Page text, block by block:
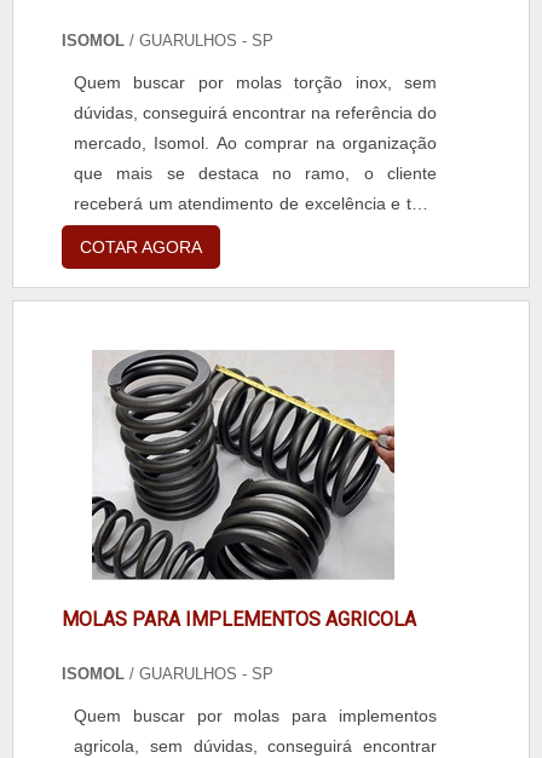
ISOMOL / GUARULHOS - SP
Quem buscar por molas torção inox, sem
dúvidas, conseguirá encontrar na referência do
mercado, Isomol. Ao comprar na organização
que mais se destaca no ramo, o cliente
receberá um atendimento de excelência e terá
a garantia de adquirir produtos que solucionem
qualquer demanda. Quando o interesse é por
comprometimento com o resultado final.MAIS
SOBRE MOLAS TORÇÃO I...
COTAR AGORA
MOLAS PARA IMPLEMENTOS AGRICOLA
ISOMOL / GUARULHOS - SP
Quem buscar por molas para implementos
agricola, sem dúvidas, conseguirá encontrar